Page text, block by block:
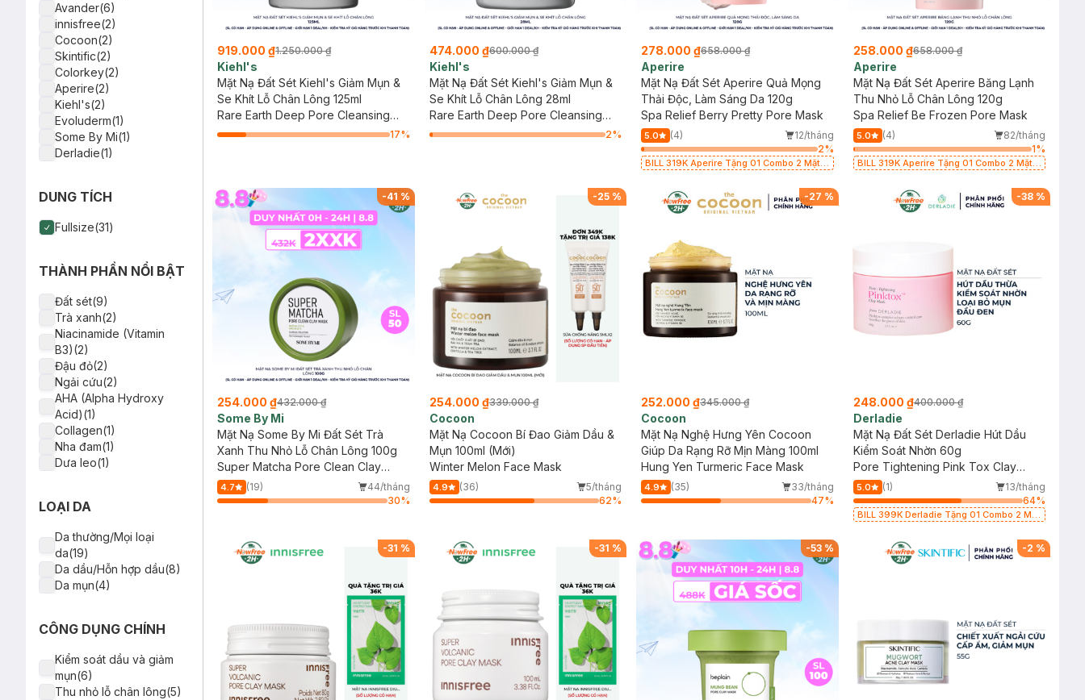
Avander(6)
innisfree(2)
Cocoon(2)
Skintific(2)
Colorkey(2)
Aperire(2)
Kiehl's(2)
Evoluderm(1)
Some By Mi(1)
Derladie(1)
DUNG TÍCH
Fullsize(31)
THÀNH PHẦN NỔI BẬT
Đất sét(9)
Trà xanh(2)
Niacinamide (Vitamin
B3)(2)
Đậu đỏ(2)
Ngải cứu(2)
AHA (Alpha Hydroxy
Acid)(1)
Collagen(1)
Nha đam(1)
Dưa leo(1)
Diếp cá(1)
Nghệ(1)
Bí Đao(1)
Ngọc trai(1)
LOẠI DA
Da thường/Mọi loại
da(19)
Da dầu/Hỗn hợp dầu(8)
Da mụn(4)
CÔNG DỤNG CHÍNH
Kiểm soát dầu và giảm
mụn(6)
Thu nhỏ lỗ chân lông(5)
919.000 ₫1.250.000 ₫
Kiehl's
Mặt Nạ Đất Sét Kiehl's Giảm Mụn &
Se Khít Lỗ Chân Lông 125ml
Rare Earth Deep Pore Cleansing
Mask
17%
474.000 ₫600.000 ₫
Kiehl's
Mặt Nạ Đất Sét Kiehl's Giảm Mụn &
Se Khít Lỗ Chân Lông 28ml
Rare Earth Deep Pore Cleansing
Mask
2%
278.000 ₫658.000 ₫
Aperire
Mặt Nạ Đất Sét Aperire Quả Mọng
Thải Độc, Làm Sáng Da 120g
Spa Relief Berry Pretty Pore Mask
5.0 (4)
12/tháng
2%
BILL 319K Aperire Tặng 01 Combo 2 Mặt
258.000 ₫658.000 ₫
Aperire
Mặt Nạ Đất Sét Aperire Băng Lạnh
Thu Nhỏ Lỗ Chân Lông 120g
Spa Relief Be Frozen Pore Mask
5.0 (4)
82/tháng
1%
BILL 319K Aperire Tặng 01 Combo 2 Mặt
-41 %
254.000 ₫432.000 ₫
Some By Mi
Mặt Nạ Some By Mi Đất Sét Trà
Xanh Thu Nhỏ Lỗ Chân Lông 100g
Super Matcha Pore Clean Clay
Mask
4.7 (19)
44/tháng
30%
-25 %
254.000 ₫339.000 ₫
Cocoon
Mặt Nạ Cocoon Bí Đao Giảm Dầu &
Mụn 100ml (Mới)
Winter Melon Face Mask
4.9 (36)
5/tháng
62%
-27 %
252.000 ₫345.000 ₫
Cocoon
Mặt Nạ Nghệ Hưng Yên Cocoon
Giúp Da Rạng Rỡ Mịn Màng 100ml
Hung Yen Turmeric Face Mask
4.9 (35)
33/tháng
47%
-38 %
248.000 ₫400.000 ₫
Derladie
Mặt Nạ Đất Sét Derladie Hút Dầu
Kiểm Soát Nhờn 60g
Pore Tightening Pink Tox Clay
Mask
5.0 (1)
13/tháng
64%
BILL 399K Derladie Tặng 01 Combo 2 Mặt
-31 % -31 % -53% -2 %